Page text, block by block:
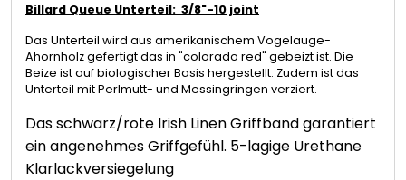
Billard Queue Unterteil: 3/8"-10 joint
Das Unterteil wird aus amerikanischem Vogelauge-
Ahornholz gefertigt das in "colorado red" gebeizt ist. Die
Beize ist auf biologischer Basis hergestellt. Zudem ist das
Unterteil mit Perlmutt- und Messingringen verziert.
Das schwarz/rote Irish Linen Griffband garantiert
ein angenehmes Griffgefühl. 5-lagige Urethane
Klarlackversiegelung